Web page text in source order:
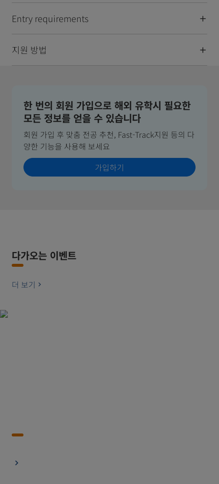
Entry requirements
지원 방법
한 번의 회원 가입으로 해외 유학시 필요한
모든 정보를 얻을 수 있습니다
회원 가입 후 맞춤 전공 추천, Fast-Track지원 등의 다
양한 기능을 사용해 보세요
가입하기
다가오는 이벤트
더 보기